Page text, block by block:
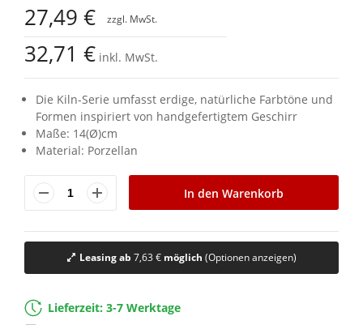
der
Bildgalerie
springen
27,49 €
32,71 € inkl. MwSt.
Die Kiln-Serie umfasst erdige, natürliche Farbtöne und
Formen inspiriert von handgefertigtem Geschirr
Maße: 14(Ø)cm
Material: Porzellan
In den Warenkorb
Leasing ab 7,63 €möglich (Optionen anzeigen)
Lieferzeit: 3-7 Werktage